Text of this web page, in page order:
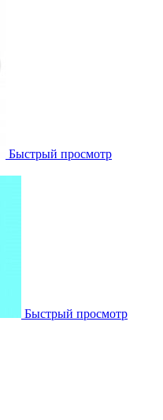
Быстрый просмотр
Быстрый просмотр